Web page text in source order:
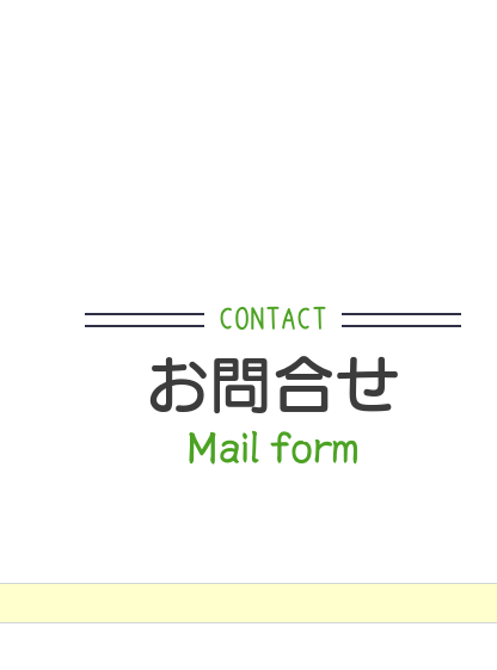
CONTACT
お問合せ
Mail form